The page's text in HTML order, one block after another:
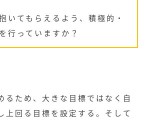
いてもらえるよう、積極的・
行っていますか？
るため、大きな目標ではなく自
上回る目標を設定する。そして